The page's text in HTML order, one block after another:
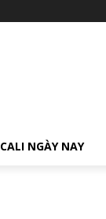
CALI NGÀY NAY